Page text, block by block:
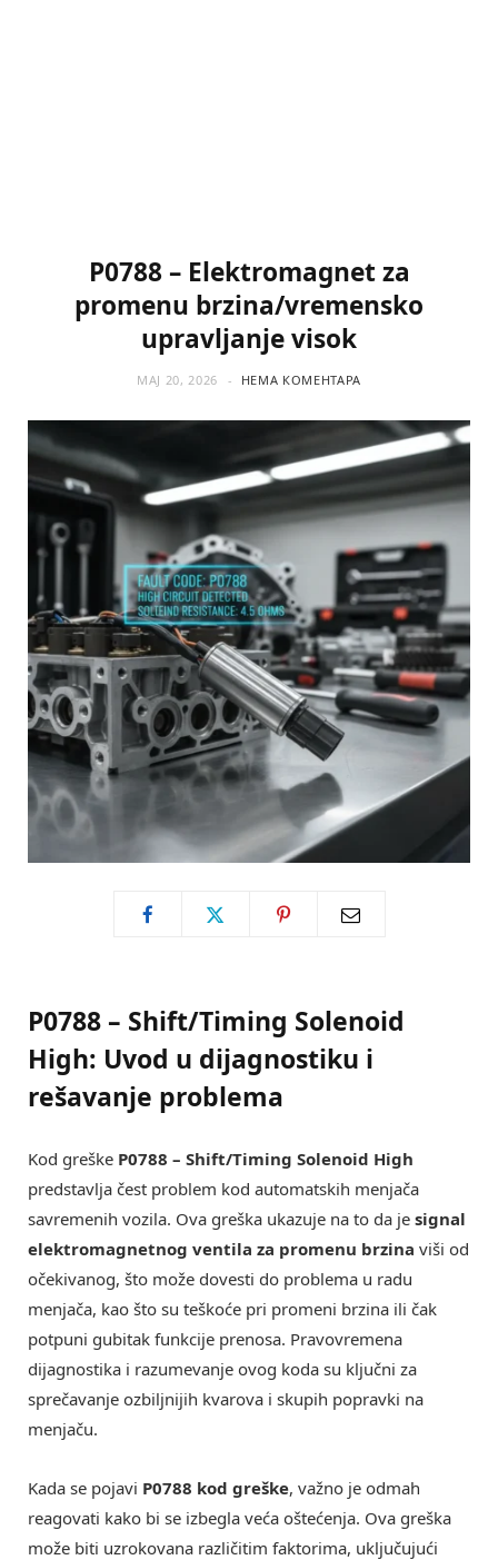
P0788 – Elektromagnet za
promenu brzina/vremensko
upravljanje visok
МАЈ 20, 2026 НЕМА КОМЕНТАРА
P0788 – Shift/Timing Solenoid
High: Uvod u dijagnostiku i
rešavanje problema
Kod greške P0788 – Shift/Timing Solenoid High
predstavlja čest problem kod automatskih menjača
savremenih vozila. Ova greška ukazuje na to da je signal
elektromagnetnog ventila za promenu brzina viši od
očekivanog, što može dovesti do problema u radu
menjača, kao što su teškoće pri promeni brzina ili čak
potpuni gubitak funkcije prenosa. Pravovremena
dijagnostika i razumevanje ovog koda su ključni za
sprečavanje ozbiljnijih kvarova i skupih popravki na
menjaču.
Kada se pojavi P0788 kod greške, važno je odmah
reagovati kako bi se izbegla veća oštećenja. Ova greška
može biti uzrokovana različitim faktorima, uključujući